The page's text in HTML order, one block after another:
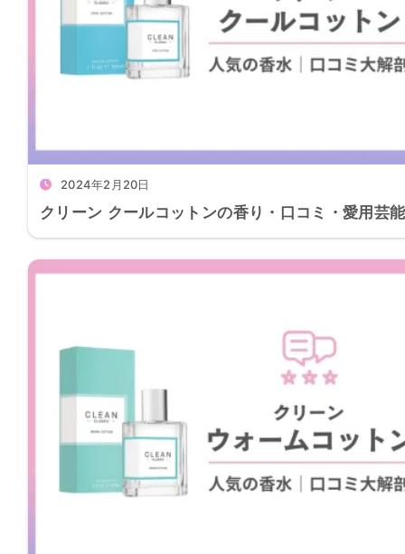
2024年2月20日
クリーン クールコットンの香り・口コミ・愛用芸